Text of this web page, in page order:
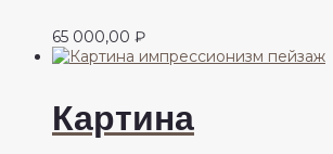
65 000,00 ₽
Картина